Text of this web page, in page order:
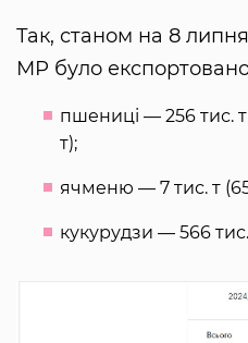
Так, станом на 8
МР було
пшениці — 256 тис.
т);
ячменю — 7 тис. т (65
кукурудзи — 566